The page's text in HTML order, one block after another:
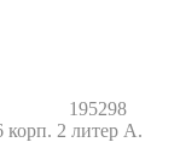
195298
корп. 2 литер А.